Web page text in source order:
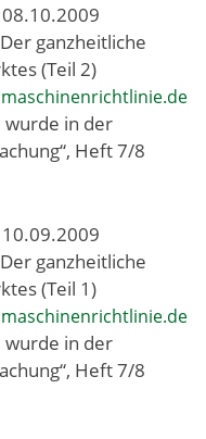
.10.2009
ganzheitliche
(Teil 2)
wurde in der
Heft 7/8
.09.2009
ganzheitliche
(Teil 1)
wurde in der
Heft 7/8